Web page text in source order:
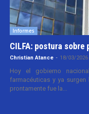
Informes
CILFA: postura sobre
Christian Atance - 18/03/2026
Hoy el gobierno
farmacéuticas y ya
prontamente fue la...